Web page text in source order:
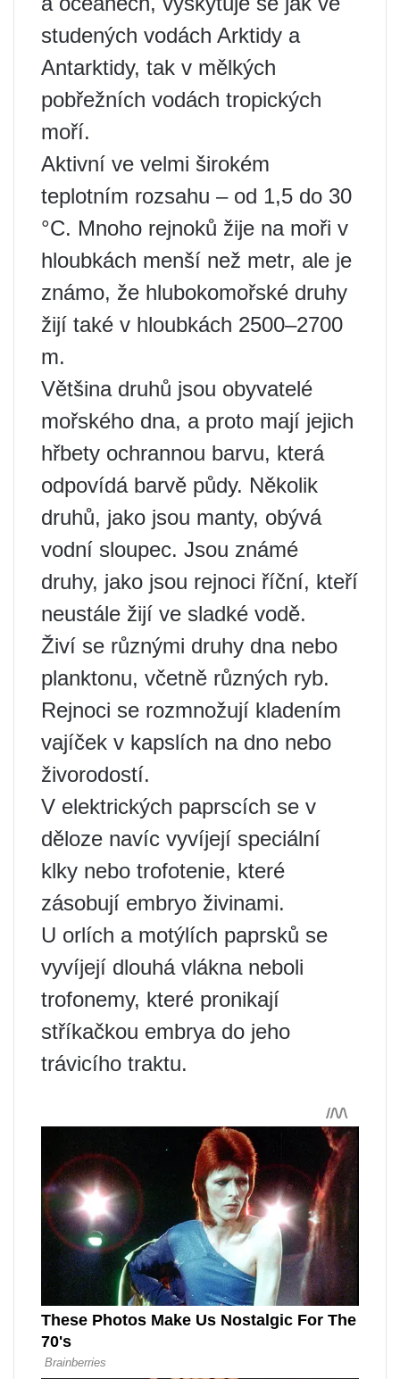
studených vodách Arktidy a
Antarktidy, tak v mělkých
pobřežních vodách tropických
moří.
Aktivní ve velmi širokém
teplotním rozsahu – od 1,5 do 30
°C. Mnoho rejnoků žije na moři v
hloubkách menší než metr, ale je
známo, že hlubokomořské druhy
žijí také v hloubkách 2500–2700
m.
Většina druhů jsou obyvatelé
mořského dna, a proto mají jejich
hřbety ochrannou barvu, která
odpovídá barvě půdy. Několik
druhů, jako jsou manty, obývá
vodní sloupec. Jsou známé
druhy, jako jsou rejnoci říční, kteří
neustále žijí ve sladké vodě.
Živí se různými druhy dna nebo
planktonu, včetně různých ryb.
Rejnoci se rozmnožují kladením
vajíček v kapslích na dno nebo
živorodostí.
V elektrických paprscích se v
děloze navíc vyvíjejí speciální
klky nebo trofotenie, které
zásobují embryo živinami.
U orlích a motýlích paprsků se
vyvíjejí dlouhá vlákna neboli
trofonemy, které pronikají
stříkačkou embrya do jeho
trávicího traktu.